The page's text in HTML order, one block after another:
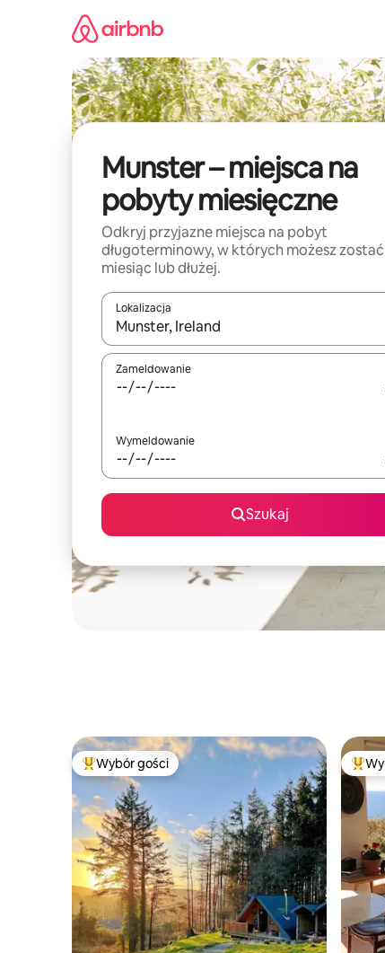
Munster – miejsca na
pobyty miesięczne
Odkryj przyjazne miejsca na pobyt
długoterminowy, w których możesz zostać
miesiąc lub dłużej.
Lokalizacja
Gdy wyniki będą dostępne, możesz poruszać
Zameldowanie
Wymeldowanie
Szukaj
Najpopularniejsze z kategorii Wybór gości
Wybór gości